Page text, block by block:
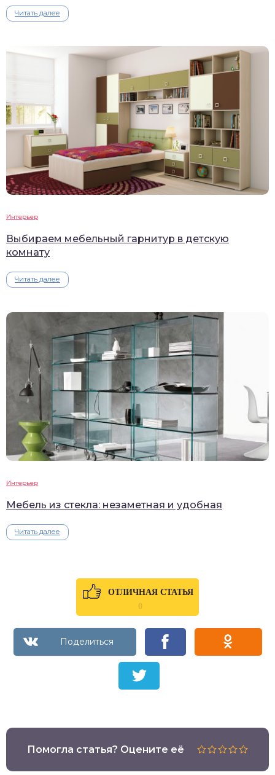
Читать далее
Интерьер
Выбираем мебельный гарнитур в детскую
комнату
Читать далее
Интерьер
Мебель из стекла: незаметная и удобная
Читать далее
ОТЛИЧНАЯ СТАТЬЯ
0
Помогла статья? Оцените её